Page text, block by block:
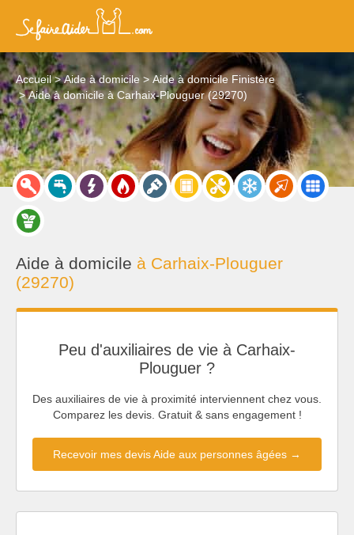
Accueil Aide à domicile
Aide à domicile Finistère
Aide à domicile à Carhaix-Plouguer (29270)
Aide à domicile à Carhaix-Plouguer
(29270)
Peu d'auxiliaires de vie à Carhaix-
Plouguer ?
Des auxiliaires de vie à proximité interviennent chez vous.
Comparez les devis. Gratuit & sans engagement !
Recevoir mes devis Aide aux personnes âgées →